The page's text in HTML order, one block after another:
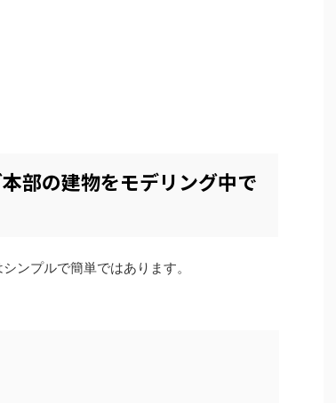
部の建物をモデリング中で
ンプルで簡単ではあります。